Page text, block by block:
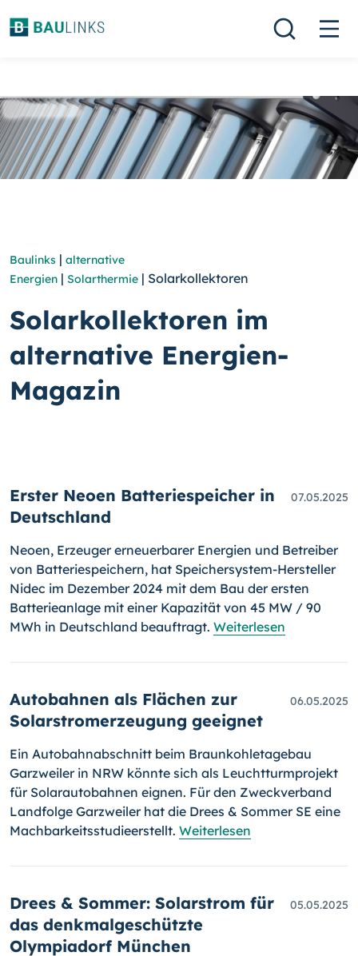
Baulinks | alternative
Energien | Solarthermie | Solarkollektoren
Solarkollektoren im
alternative Energien-
Magazin
Erster Neoen Batteriespeicher in
Deutschland
07.05.2025
Neoen, Erzeuger erneuerbarer Energien und Betreiber
von Batteriespeichern, hat Speichersystem-Hersteller
Nidec im Dezember 2024 mit dem Bau der ersten
Batterieanlage mit einer Kapazität von 45 MW / 90
MWh in Deutschland beauftragt. Weiterlesen
Autobahnen als Flächen zur
Solarstromerzeugung geeignet
06.05.2025
Ein Autobahnabschnitt beim Braunkohletagebau
Garzweiler in NRW könnte sich als Leuchtturmprojekt
für Solarautobahnen eignen. Für den Zweckverband
Landfolge Garzweiler hat die Drees & Sommer SE eine
Machbarkeitsstudieerstellt. Weiterlesen
Drees & Sommer: Solarstrom für
das denkmalgeschützte
Olympiadorf München
05.05.2025